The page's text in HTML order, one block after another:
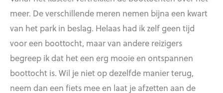
meer. De verschillende meren nemen bijna een kwart
van het park in beslag. Helaas had ik zelf geen tijd
voor een boottocht, maar van andere reizigers
begreep ik dat het een erg mooie en ontspannen
boottocht is. Wil je niet op dezelfde manier terug,
neem dan een fiets mee en laat je afzetten aan de